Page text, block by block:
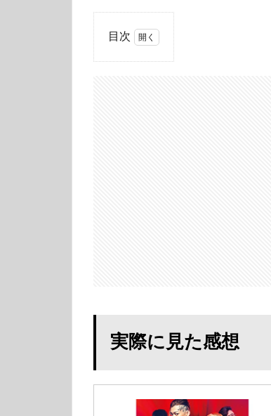
目次
ガフ
ァン
実際に見た感想